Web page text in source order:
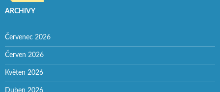
ARCHIVY
Červenec 2026
Červen 2026
Květen 2026